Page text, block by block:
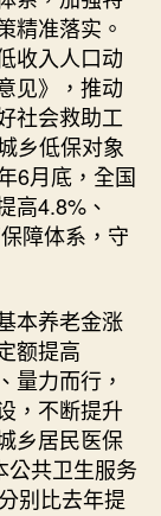
精准落实。
收入人口动
见》，推动
社会救助工
乡低保对象
6月底，全国
高4.8%、
障体系，守
本养老金涨
额提高
力而行，
，不断提升
乡居民医保
公共卫生服务
别比去年提